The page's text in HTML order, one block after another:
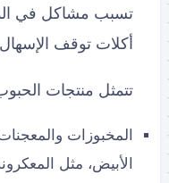
تسبب مشاكل في
أكلات توقف
تتمثل منتجات
المخبوزات
الأبيض، مثل